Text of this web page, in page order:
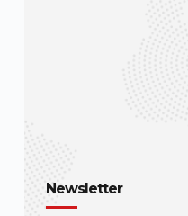
Newsletter